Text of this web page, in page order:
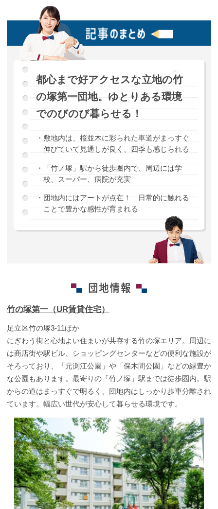
都心まで好アクセスな立地の竹
の塚第一団地。ゆとりある環境
でのびのび暮らせる！
・敷地内は、桜並木に彩られた車道がまっすぐ
伸びていて見通しが良く、四季も感じられる
・「竹ノ塚」駅から徒歩圏内で、周辺には学
校、スーパー、病院が充実
・団地内にはアートが点在！ 日常的に触れる
ことで豊かな感性が育まれる
竹の塚第一（UR賃貸住宅）
足立区竹の塚3-11ほか
にぎわう街と心地よい住まいが共存する竹の塚エリア。周辺に
は商店街や駅ビル、ショッピングセンターなどの便利な施設が
そろっており、「元渕江公園」や「保木間公園」などの緑豊か
な公園もあります。最寄りの「竹ノ塚」駅までは徒歩圏内。駅
からの道はまっすぐで明るく、団地内はしっかり歩車分離され
ています。幅広い世代が安心して暮らせる環境です。